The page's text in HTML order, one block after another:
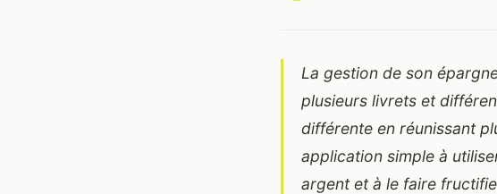
La gestion de son
plusieurs livrets et
différente en réunissant
application simple à
argent et à le faire